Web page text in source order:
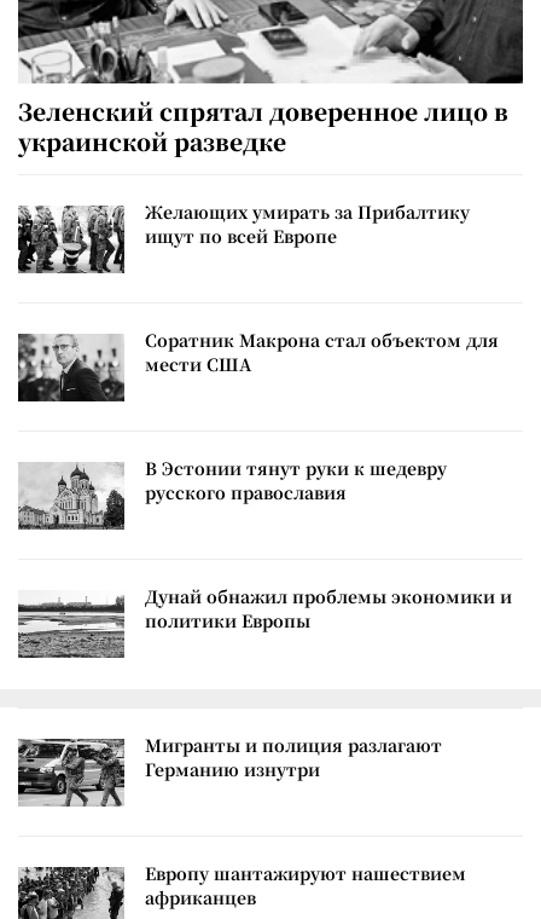
Зеленский спрятал доверенное лицо в
украинской разведке
Желающих умирать за Прибалтику
ищут по всей Европе
Соратник Макрона стал объектом для
мести США
В Эстонии тянут руки к шедевру
русского православия
Дунай обнажил проблемы экономики и
политики Европы
Мигранты и полиция разлагают
Германию изнутри
Европу шантажируют нашествием
африканцев